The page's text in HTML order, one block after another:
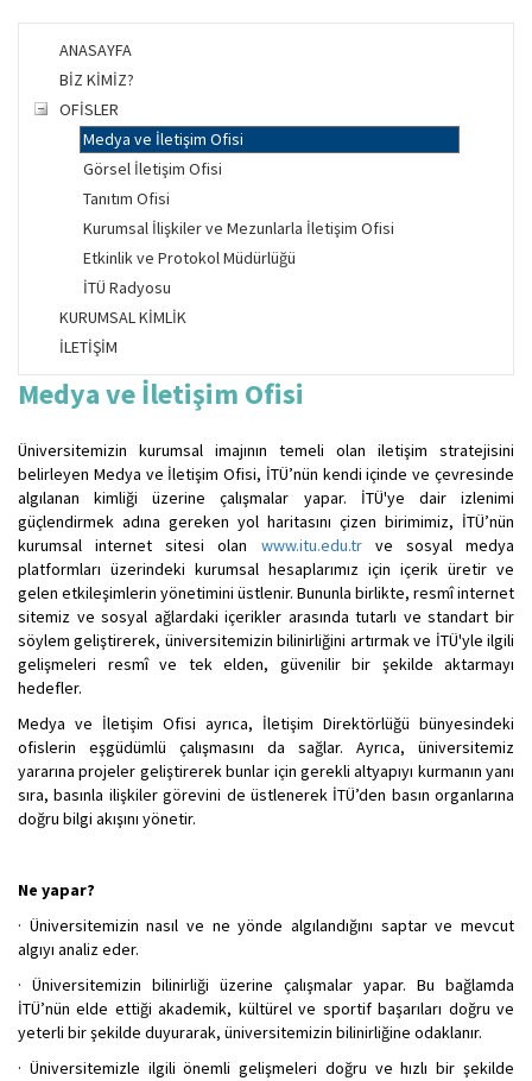
ANASAYFA
BİZ KİMİZ?
OFİSLER
Medya ve İletişim Ofisi
Görsel İletişim Ofisi
Tanıtım Ofisi
Kurumsal İlişkiler ve Mezunlarla İletişim Ofisi
Etkinlik ve Protokol Müdürlüğü
İTÜ Radyosu
KURUMSAL KİMLİK
İLETİŞİM
​Medya ve İletişim Ofisi
Üniversitemizin kurumsal imajının temeli olan iletişim stratejisini
belirleyen Medya ve İletişim Ofisi, İTÜ’nün kendi içinde ve çevresinde
algılanan kimliği üzerine çalışmalar yapar. İTÜ'ye dair izlenimi
güçlendirmek adına gereken yol haritasını çizen birimimiz, İTÜ’nün
kurumsal internet sitesi olan www.itu.edu.trve sosyal medya
platformları üzerindeki kurumsal hesaplarımız için içerik üretir ve
gelen etkileşimlerin yönetimini üstlenir. Bununla birlikte, resmî internet
sitemiz ve sosyal ağlardaki içerikler arasında tutarlı ve standart bir
söylem geliştirerek, üniversitemizin bilinirliğini artırmak ve İTÜ'yle ilgili
gelişmeleri resmî ve tek elden, güvenilir bir şekilde aktarmayı
hedefler.
Medya ve İletişim Ofisi ayrıca, İletişim Direktörlüğü bünyesindeki
ofislerin eşgüdümlü çalışmasını da sağlar. Ayrıca, üniversitemiz
yararına projeler geliştirerek bunlar için gerekli altyapıyı kurmanın yanı
sıra, basınla ilişkiler görevini de üstlenerek İTÜ’den basın organlarına
doğru bilgi akışını yönetir.
Ne yapar?
· Üniversitemizin nasıl ve ne yönde algılandığını saptar ve mevcut
algıyı analiz eder.
· Üniversitemizin bilinirliği üzerine çalışmalar yapar. Bu bağlamda
İTÜ’nün elde ettiği akademik, kültürel ve sportif başarıları doğru ve
yeterli bir şekilde duyurarak, üniversitemizin bilinirliğine odaklanır.
· Üniversitemizle ilgili önemli gelişmeleri doğru ve hızlı bir şekilde